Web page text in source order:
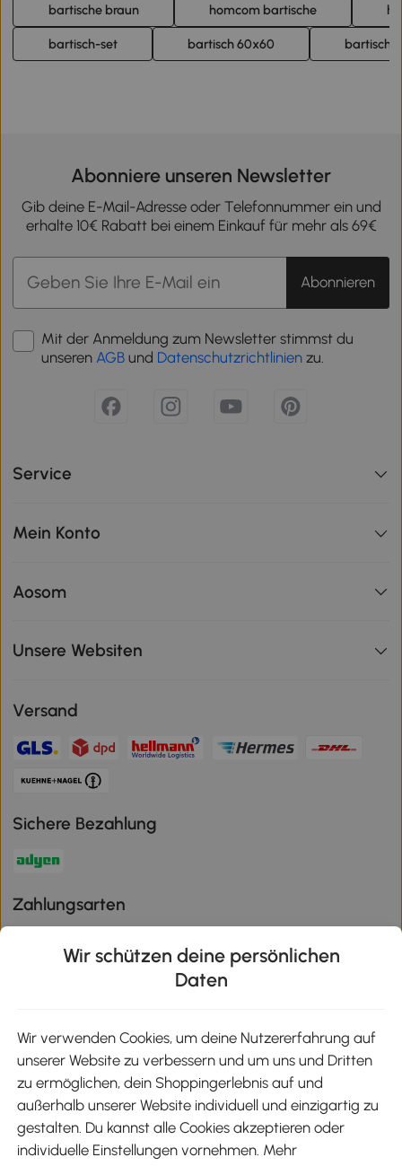
bartische braun homcom bartische
bartisch-set bartisch 60x60 bartisch
Abonniere unseren Newsletter
Gib deine E-Mail-Adresse oder Telefonnummer ein und
erhalte 10€ Rabatt bei einem Einkauf für mehr als 69€
Abonnieren
Mit der Anmeldung zum Newsletter stimmst du
unseren AGB und Datenschutzrichtlinien zu.
Service
Mein Konto
Aosom
Unsere Websiten
Versand
Sichere Bezahlung
Zahlungsarten
Aosom-App
Google Play
Wir schützen deine persönlichen
Daten
Wir verwenden Cookies, um deine Nutzererfahrung auf
unserer Website zu verbessern und um uns und Dritten
zu ermöglichen, dein Shoppingerlebnis auf und
außerhalb unserer Website individuell und einzigartig zu
gestalten. Du kannst alle Cookies akzeptieren oder
individuelle Einstellungen vornehmen. Mehr